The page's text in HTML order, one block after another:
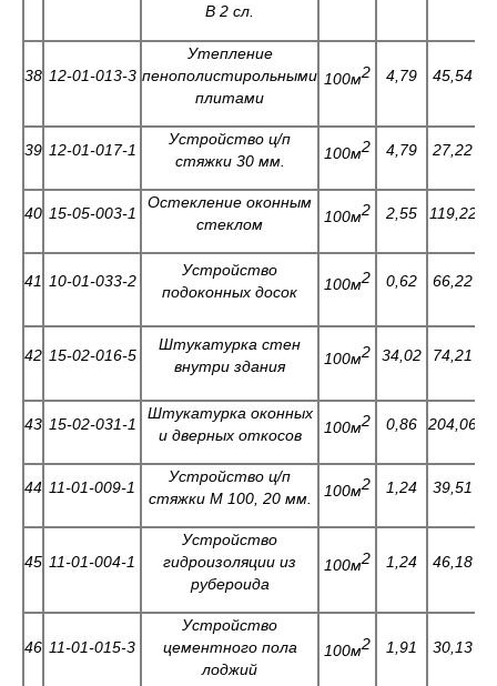
В 2 сл.
38 12-01-013-3
Утепление
пенополистирольными
плитами
100м2 4,79 45,54
39 12-01-017-1
Устройство ц/п
стяжки 30 мм.
100м2 4,79 27,22
40 15-05-003-1
Остекление оконным
стеклом
100м2 2,55 119,22
41 10-01-033-2
Устройство
подоконных досок
100м2 0,62 66,22
42 15-02-016-5
Штукатурка стен
внутри здания
100м2 34,02 74,21
43 15-02-031-1
Штукатурка оконных
и дверных откосов
100м2 0,86 204,06
44 11-01-009-1
Устройство ц/п
стяжки М 100, 20 мм.
100м2 1,24 39,51
45 11-01-004-1
Устройство
гидроизоляции из
рубероида
100м2 1,24 46,18
46 11-01-015-3
Устройство
цементного пола
лоджий
100м2 1,91 30,13